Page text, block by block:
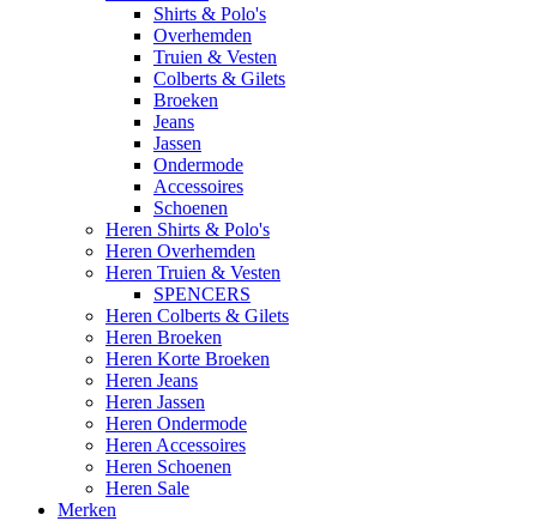
Shirts & Polo's
Overhemden
Truien & Vesten
Colberts & Gilets
Broeken
Jeans
Jassen
Ondermode
Accessoires
Schoenen
Heren Shirts & Polo's
Heren Overhemden
Heren Truien & Vesten
SPENCERS
Heren Colberts & Gilets
Heren Broeken
Heren Korte Broeken
Heren Jeans
Heren Jassen
Heren Ondermode
Heren Accessoires
Heren Schoenen
Heren Sale
Merken